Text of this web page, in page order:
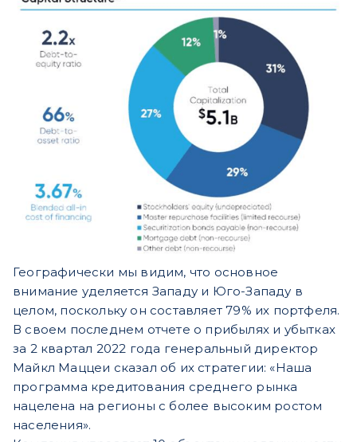
Географически мы видим, что основное
внимание уделяется Западу и Юго-Западу в
целом, поскольку он составляет 79% их портфеля.
В своем последнем отчете о прибылях и убытках
за 2 квартал 2022 года генеральный директор
Майкл Маццеи сказал об их стратегии: «Наша
программа кредитования среднего рынка
нацелена на регионы с более высоким ростом
населения».